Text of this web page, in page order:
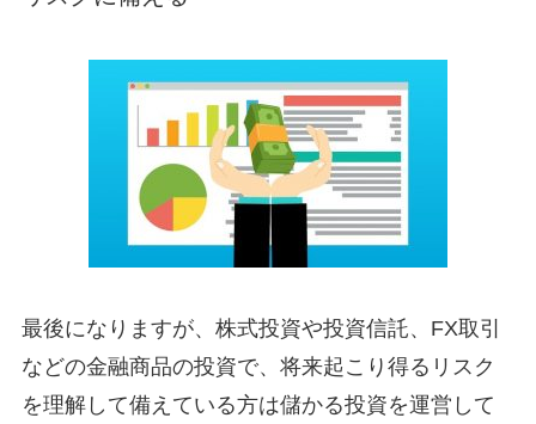
最後になりますが、株式投資や投資信託、FX取引
などの金融商品の投資で、将来起こり得るリスク
を理解して備えている方は儲かる投資を運営して